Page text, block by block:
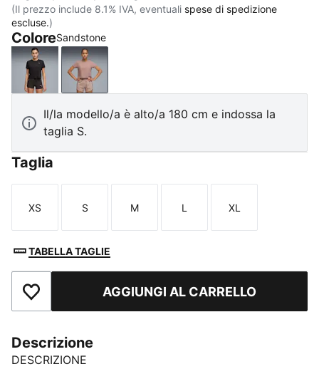
(Il prezzo include 8.1% IVA, eventuali spese di spedizione
escluse.)
ColoreSandstone
PUMA BlackSandstone
Il/la modello/a è alto/a 180 cm e indossa la
taglia S.
Taglia
Taglia
XS
Taglia
S
Taglia
M
Taglia
L
Taglia
XL
TABELLA TAGLIE
Aggiungi ai PreferitiAGGIUNGI AL CARRELLO
Descrizione
DESCRIZIONE